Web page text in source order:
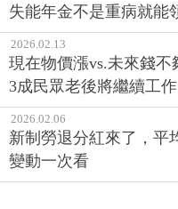
失能年金不是重病就能
2026.02.13
現在物價漲vs.未來錢不
3成民眾老後將繼續工作
2026.02.06
新制勞退分紅來了，平
變動一次看